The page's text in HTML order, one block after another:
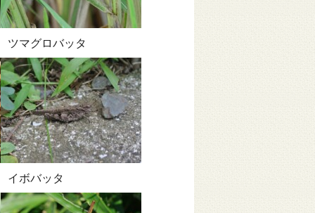
ツマグロバッタ
イボバッタ